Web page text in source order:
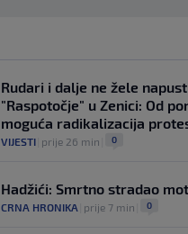
Rudari i dalje ne žele
"Raspotočje" u Zenici: Od
moguća radikalizacija
VIJESTI prije 26 min 0
Hadžići: Smrtno stradao
CRNA HRONIKA prije 7 min 0